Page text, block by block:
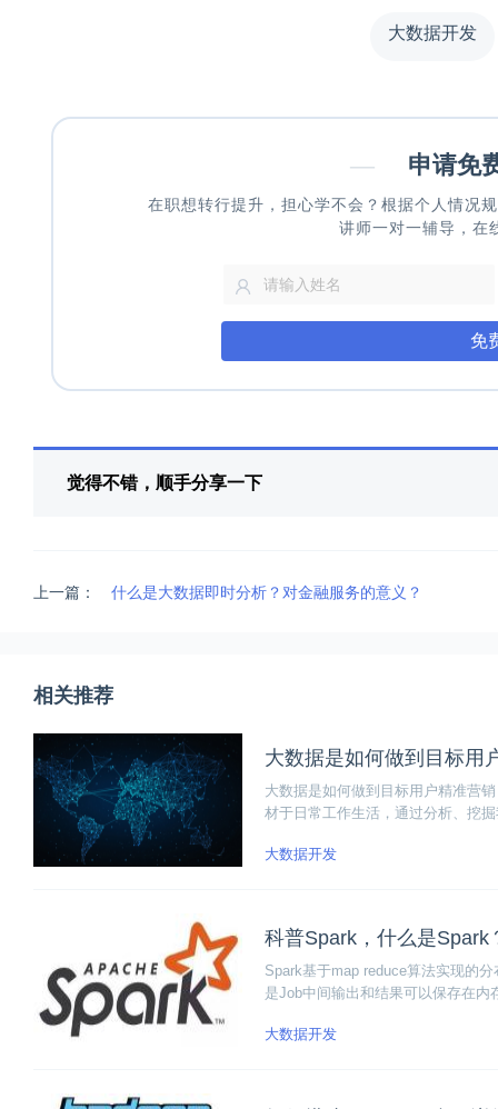
大数据开发
— 申请免
在职想转行提升，担心学不会？根据个人情况
讲师一对一辅导，在
免
觉得不错，顺手分享一下
上一篇： 什么是大数据即时分析？对金融服务的意义？
相关推荐
大数据是如何做到目标用
大数据是如何做到目标用户精准营
材于日常工作生活，通过分析、挖
大数据开发
科普Spark，什么是Spark
Spark基于map reduce算法实现的
是Job中间输出和结果可以保存在
大数据开发